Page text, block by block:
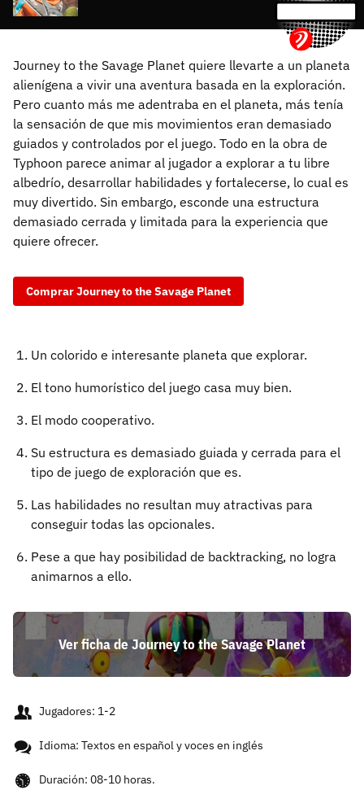
Journey to the Savage Planet quiere llevarte a un planeta
alienígena a vivir una aventura basada en la exploración.
Pero cuanto más me adentraba en el planeta, más tenía
la sensación de que mis movimientos eran demasiado
guiados y controlados por el juego. Todo en la obra de
Typhoon parece animar al jugador a explorar a tu libre
albedrío, desarrollar habilidades y fortalecerse, lo cual es
muy divertido. Sin embargo, esconde una estructura
demasiado cerrada y limitada para la experiencia que
quiere ofrecer.
Comprar Journey to the Savage Planet
Un colorido e interesante planeta que explorar.
El tono humorístico del juego casa muy bien.
El modo cooperativo.
Su estructura es demasiado guiada y cerrada para el
tipo de juego de exploración que es.
Las habilidades no resultan muy atractivas para
conseguir todas las opcionales.
Pese a que hay posibilidad de backtracking, no logra
animarnos a ello.
Jugadores: 1-2
Idioma: Textos en español y voces en inglés
Duración: 08-10 horas.
Ver ficha de Journey to the Savage Planet